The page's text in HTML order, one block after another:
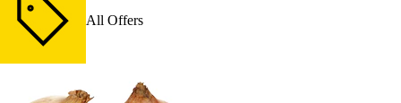
All Offers